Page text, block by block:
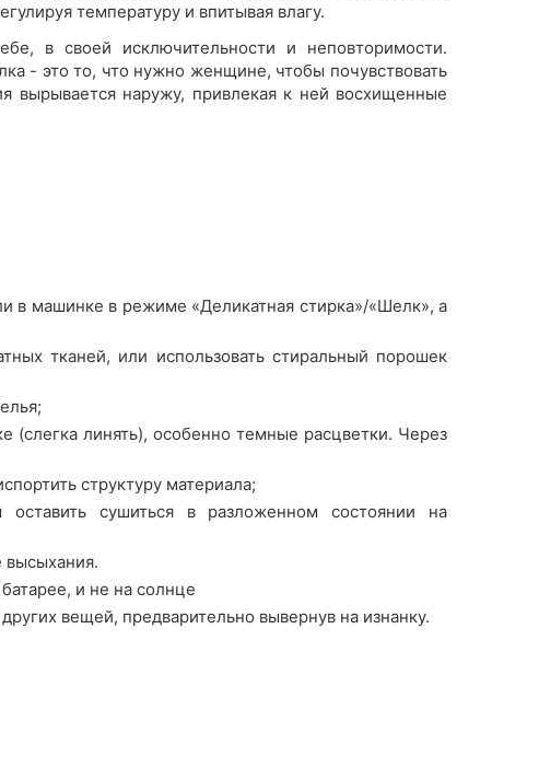
температуру и впитывая влагу.
в своей исключительности и неповторимости.
- это то, что нужно женщине, чтобы почувствовать
вырывается наружу, привлекая к ней восхищенные
в машинке в режиме «Деликатная стирка»/«Шелк», а
тканей, или использовать стиральный порошек
(слегка линять), особенно темные расцветки. Через
структуру материала;
сушиться в разложенном состоянии на
высыхания.
и не на солнце
вещей, предварительно вывернув на изнанку.